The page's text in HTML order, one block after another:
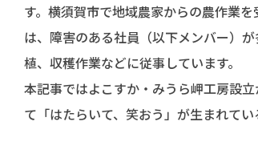
す。横須賀市で地域農家からの農作業
は、障害のある社員（以下メンバー）
植、収穫作業などに従事しています。
本記事ではよこすか・みうら岬工房設
て「はたらいて、笑おう」が生まれてい